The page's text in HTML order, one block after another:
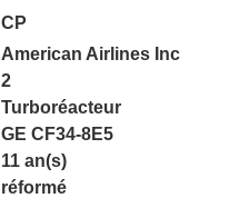
CP
American Airlines Inc
2
Turboréacteur
GE CF34-8E5
11 an(s)
réformé